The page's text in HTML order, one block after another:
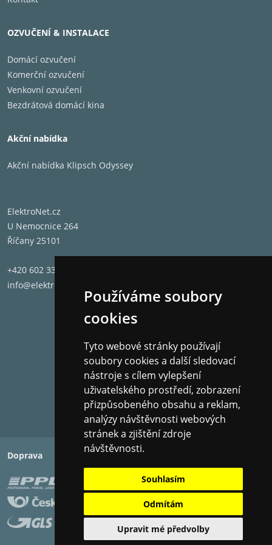
Používáme soubory
cookies
Tyto webové stránky používají
soubory cookies a další sledovací
nástroje s cílem vylepšení
uživatelského prostředí, zobrazení
přizpůsobeného obsahu a reklam,
analýzy návštěvnosti webových
stránek a zjištění zdroje
návštěvnosti.
Souhlasím
Odmítám
Upravit mé předvolby
Miliarda+ odstínů živých
barev
certifikována společností Pantone pro přesnou
reprodukci tisíců testovaných barev. Užívejte si věrné
odstíny, široké spektrum barev a obraz poblíž
skutečnosti.
Dokonalý obraz všude a
Ať už je jasný slunečný den nebo červený zimní večer,
AI Chroma Light Sensor automaticky detekuje a
upravuje jas a teplotu barev tak, aby obraz odpovídal
okamžiku.
OZVUČENÍ & INSTALACE
Domácí ozvučení
Komerční ozvučení
Venkovní ozvučení
Bezdrátová domácí kina
Akční nabídka
Akční nabídka Klipsch Odyssey
ElektroNet.cz
U Nemocnice 264
Říčany 25101
+420 602 331 662
info@elektronet.cz
Doprava Platba